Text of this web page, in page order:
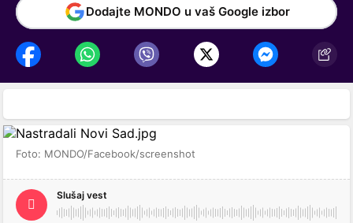
Dodajte MONDO u vaš Google izbor
Foto: MONDO/Facebook/screenshot
Slušaj vest